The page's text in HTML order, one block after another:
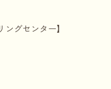
グセンター】